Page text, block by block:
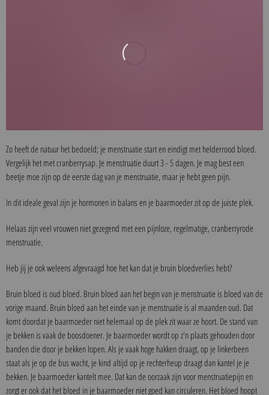
Zo heeft de natuur het bedoeld; je menstruatie start en eindigt met helderrood bloed.
Vergelijk het met cranberrysap. Je menstruatie duurt 3 - 5 dagen. Je mag best een
beetje moe zijn op de eerste dag van je menstruatie, maar je hebt geen pijn.
In dit ideale geval zijn je hormonen in balans en je baarmoeder zit op de juiste plek.
Helaas zijn veel vrouwen niet gezegend met een pijnloze, regelmatige, cranberryrode
menstruatie.
Heb jij je ook weleens afgevraagd hoe het kan dat je bruin bloedverlies hebt?
Bruin bloed is oud bloed. Bruin bloed aan het begin van je menstruatie is bloed van de
vorige maand. Bruin bloed aan het einde van je menstruatie is al maanden oud. Dat
komt doordat je baarmoeder niet helemaal op de plek zit waar ze hoort. De stand van
je bekken is vaak de boosdoener. Je baarmoeder wordt op z'n plaats gehouden door
banden die door je bekken lopen. Als je vaak hoge hakken draagt, op je linkerbeen
staat als je op de bus wacht, je kind altijd op je rechterheup draagt dan kantel je je
bekken. Je baarmoeder kantelt mee. Dat kan de oorzaak zijn voor menstruatiepijn en
zorgt er ook dat het bloed in je baarmoeder niet goed kan circuleren. Het bloed hoopt